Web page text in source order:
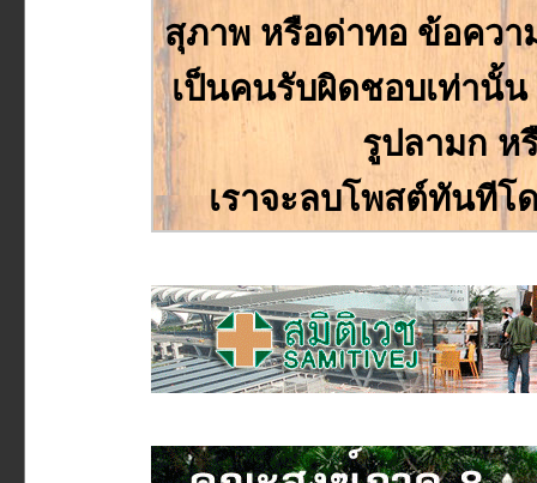
สุภาพ หรือด่าทอ ข้อควา
เป็นคนรับผิดชอบเท่านั้น
รูปลามก ห
เราจะลบโพสต์ทันทีโ